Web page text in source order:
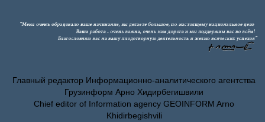
Главный редактор Информационно-аналитического агентства
Грузинформ Арно Хидирбегишвили
Chief editor of Information agency GEOINFORM Arno
Khidirbegishvili